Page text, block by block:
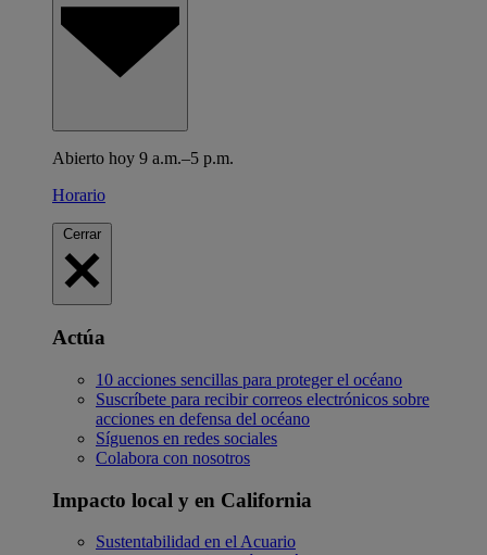
Abierto hoy 9 a.m.–5 p.m.
Horario
Cerrar
Actúa
10 acciones sencillas para proteger el océano
Suscríbete para recibir correos electrónicos sobre
acciones en defensa del océano
Síguenos en redes sociales
Colabora con nosotros
Impacto local y en California
Sustentabilidad en el Acuario